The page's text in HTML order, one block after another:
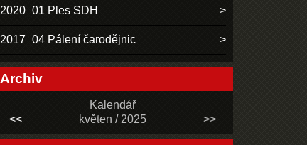
2020_01 Ples SDH
2017_04 Pálení čarodějnic
Archiv
Kalendář
<<
květen / 2025 >>